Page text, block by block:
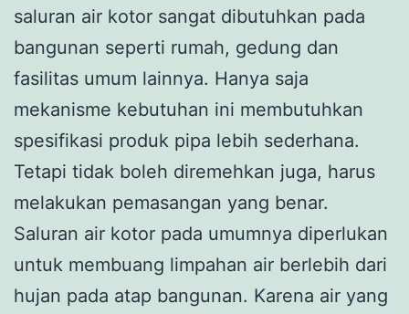
saluran air kotor sangat dibutuhkan pada
bangunan seperti rumah, gedung dan
fasilitas umum lainnya. Hanya saja
mekanisme kebutuhan ini membutuhkan
spesifikasi produk pipa lebih sederhana.
Tetapi tidak boleh diremehkan juga, harus
melakukan pemasangan yang benar.
Saluran air kotor pada umumnya diperlukan
untuk membuang limpahan air berlebih dari
hujan pada atap bangunan. Karena air yang